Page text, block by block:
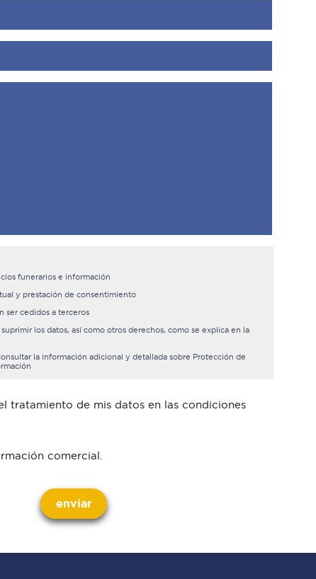
funerarios e información
y prestación de consentimiento
ser cedidos a terceros
los datos, así como otros derechos, como se explica en la
la información adicional y detallada sobre Protección de
tratamiento de mis datos en las condiciones
comercial.
enviar